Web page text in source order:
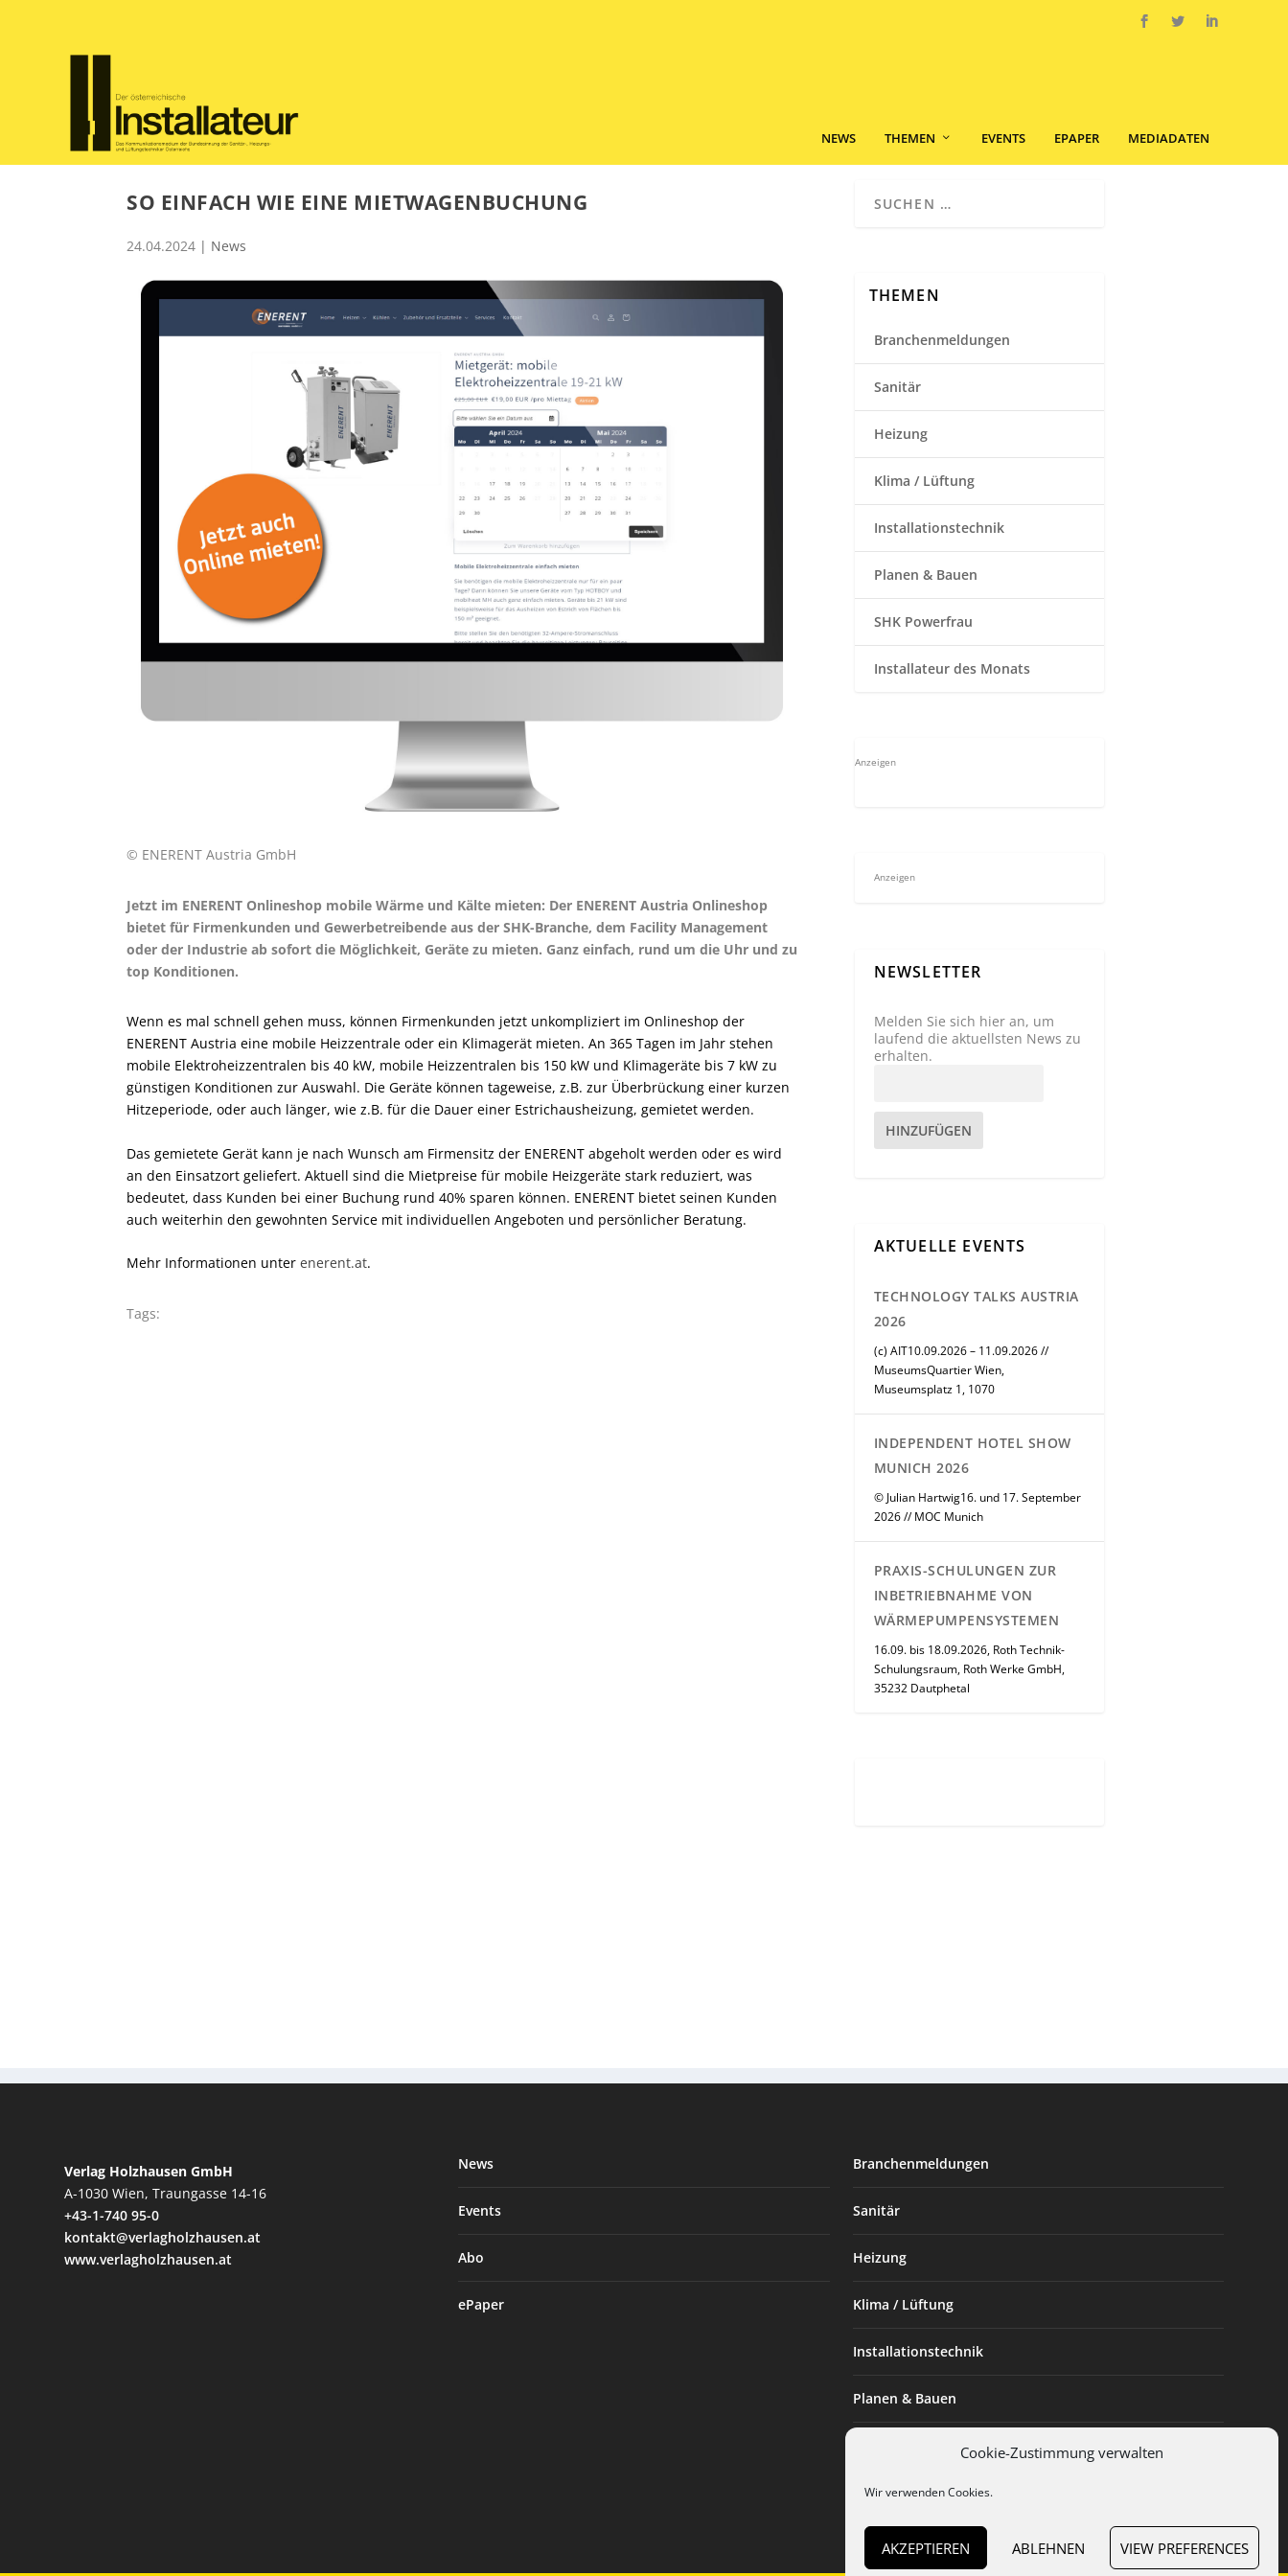
Cookie-Zustimmung verwalten
Wir verwenden Cookies.
AKZEPTIEREN ABLEHNEN VIEW PREFERENCES
NEWS THEMEN EVENTS EPAPER MEDIADATEN
SO EINFACH WIE EINE MIETWAGENBUCHUNG
24.04.2024 | News
© ENERENT Austria GmbH
Jetzt im ENERENT Onlineshop mobile Wärme und Kälte mieten: Der ENERENT Austria Onlineshop
bietet für Firmenkunden und Gewerbetreibende aus der SHK-Branche, dem Facility Management
oder der Industrie ab sofort die Möglichkeit, Geräte zu mieten. Ganz einfach, rund um die Uhr und zu
top Konditionen.
Wenn es mal schnell gehen muss, können Firmenkunden jetzt unkompliziert im Onlineshop der
ENERENT Austria eine mobile Heizzentrale oder ein Klimagerät mieten. An 365 Tagen im Jahr stehen
mobile Elektroheizzentralen bis 40 kW, mobile Heizzentralen bis 150 kW und Klimageräte bis 7 kW zu
günstigen Konditionen zur Auswahl. Die Geräte können tageweise, z.B. zur Überbrückung einer kurzen
Hitzeperiode, oder auch länger, wie z.B. für die Dauer einer Estrichausheizung, gemietet werden.
Das gemietete Gerät kann je nach Wunsch am Firmensitz der ENERENT abgeholt werden oder es wird
an den Einsatzort geliefert. Aktuell sind die Mietpreise für mobile Heizgeräte stark reduziert, was
bedeutet, dass Kunden bei einer Buchung rund 40% sparen können. ENERENT bietet seinen Kunden
auch weiterhin den gewohnten Service mit individuellen Angeboten und persönlicher Beratung.
Mehr Informationen unter enerent.at.
Tags:
THEMEN
Branchenmeldungen
Sanitär
Heizung
Klima / Lüftung
Installationstechnik
Planen & Bauen
SHK Powerfrau
Installateur des Monats
Anzeigen
Anzeigen
NEWSLETTER
Melden Sie sich hier an, um
laufend die aktuellsten News zu
erhalten.
HINZUFÜGEN
AKTUELLE EVENTS
TECHNOLOGY TALKS AUSTRIA
2026
(c) AIT10.09.2026 – 11.09.2026 //
MuseumsQuartier Wien,
Museumsplatz 1, 1070
INDEPENDENT HOTEL SHOW
MUNICH 2026
© Julian Hartwig16. und 17. September
2026 // MOC Munich
PRAXIS-SCHULUNGEN ZUR
INBETRIEBNAHME VON
WÄRMEPUMPENSYSTEMEN
16.09. bis 18.09.2026, Roth Technik-
Schulungsraum, Roth Werke GmbH,
35232 Dautphetal
Verlag Holzhausen GmbH
A-1030 Wien, Traungasse 14-16
+43-1-740 95-0
kontakt@verlagholzhausen.at
www.verlagholzhausen.at
News
Events
Abo
ePaper
Branchenmeldungen
Sanitär
Heizung
Klima / Lüftung
Installationstechnik
Planen & Bauen
Installateur des Monats